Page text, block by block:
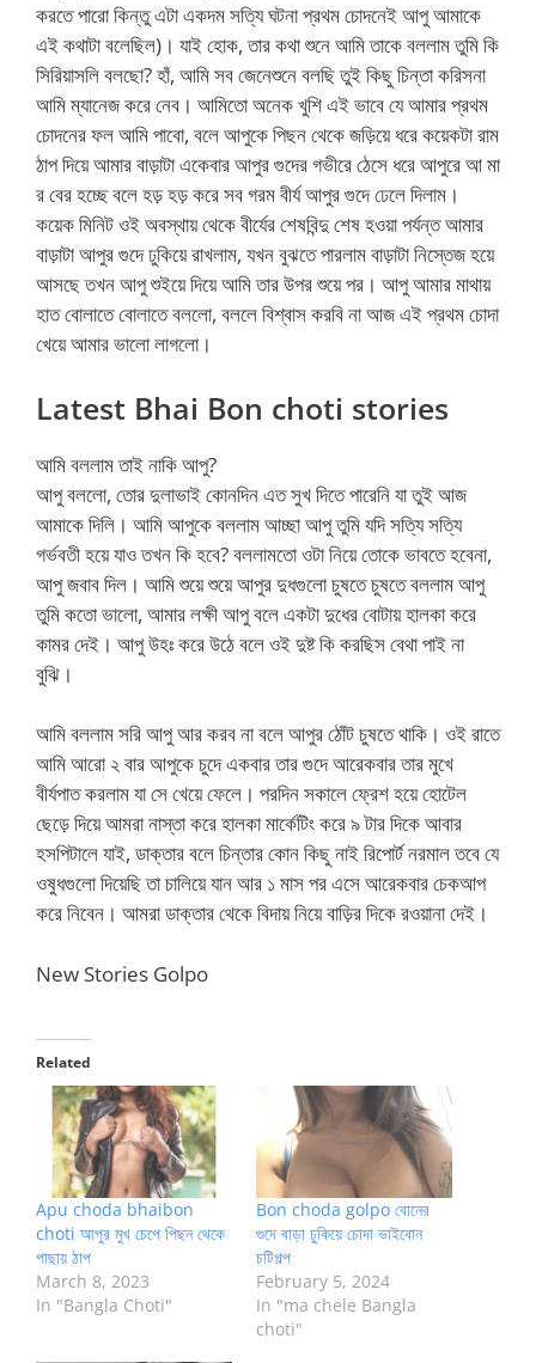
করতে পারো কিন্তু এটা একদম সত্যি ঘটনা প্রথম চোদনেই আপু আমাকে
এই কথাটা বলেছিল)। যাই হোক, তার কথা শুনে আমি তাকে বললাম তুমি কি
সিরিয়াসলি বলছো? হাঁ, আমি সব জেনেশুনে বলছি তুই কিছু চিন্তা করিসনা
আমি ম্যানেজ করে নেব। আমিতো অনেক খুশি এই ভাবে যে আমার প্রথম
চোদনের ফল আমি পাবো, বলে আপুকে পিছন থেকে জড়িয়ে ধরে কয়েকটা রাম
ঠাপ দিয়ে আমার বাড়াটা একেবার আপুর গুদের গভীরে ঠেসে ধরে আপুরে আ মা
র বের হচ্ছে বলে হড় হড় করে সব গরম বীর্য আপুর গুদে ঢেলে দিলাম।
কয়েক মিনিট ওই অবস্থায় থেকে বীর্যের শেষবিন্দু শেষ হওয়া পর্যন্ত আমার
বাড়াটা আপুর গুদে ঢুকিয়ে রাখলাম, যখন বুঝতে পারলাম বাড়াটা নিস্তেজ হয়ে
আসছে তখন আপু শুইয়ে দিয়ে আমি তার উপর শুয়ে পর। আপু আমার মাথায়
হাত বোলাতে বোলাতে বললো, বললে বিশ্বাস করবি না আজ এই প্রথম চোদা
খেয়ে আমার ভালো লাগলো।
Latest Bhai Bon choti stories
আমি বললাম তাই নাকি আপু?
আপু বললো, তোর দুলাভাই কোনদিন এত সুখ দিতে পারেনি যা তুই আজ
আমাকে দিলি। আমি আপুকে বললাম আচ্ছা আপু তুমি যদি সত্যি সত্যি
গর্ভবতী হয়ে যাও তখন কি হবে? বললামতো ওটা নিয়ে তোকে ভাবতে হবেনা,
আপু জবাব দিল। আমি শুয়ে শুয়ে আপুর দুধগুলো চুষতে চুষতে বললাম আপু
তুমি কতো ভালো, আমার লক্ষী আপু বলে একটা দুধের বোটায় হালকা করে
কামর দেই। আপু উহঃ করে উঠে বলে ওই দুষ্ট কি করছিস বেথা পাই না
বুঝি।
আমি বললাম সরি আপু আর করব না বলে আপুর ঠোঁট চুষতে থাকি। ওই রাতে
আমি আরো ২ বার আপুকে চুদে একবার তার গুদে আরেকবার তার মুখে
বীর্যপাত করলাম যা সে খেয়ে ফেলে। পরদিন সকালে ফ্রেশ হয়ে হোটেল
ছেড়ে দিয়ে আমরা নাস্তা করে হালকা মার্কেটিং করে ৯ টার দিকে আবার
হসপিটালে যাই, ডাক্তার বলে চিন্তার কোন কিছু নাই রিপোর্ট নরমাল তবে যে
ওষুধগুলো দিয়েছি তা চালিয়ে যান আর ১ মাস পর এসে আরেকবার চেকআপ
করে নিবেন। আমরা ডাক্তার থেকে বিদায় নিয়ে বাড়ির দিকে রওয়ানা দেই।
New Stories Golpo
Related
Apu choda bhaibon
choti আপুর মুখ চেপে পিছন থেকে
পাছায় ঠাপ
March 8, 2023
In "Bangla Choti"
Bon choda golpo বোনের
গুদে বাড়া ঢুকিয়ে চোদা ভাইবোন
চটিগল্প
February 5, 2024
In "ma chele Bangla
choti"